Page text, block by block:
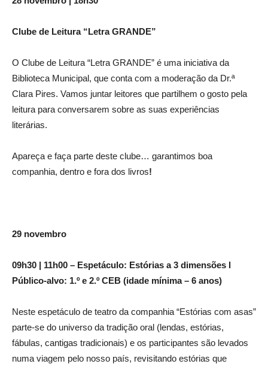
Clube de Leitura “Letra GRANDE”
O Clube de Leitura “Letra GRANDE” é uma iniciativa da
Biblioteca Municipal, que conta com a moderação da Dr.ª
Clara Pires. Vamos juntar leitores que partilhem o gosto pela
leitura para conversarem sobre as suas experiências
literárias.
Apareça e faça parte deste clube… garantimos boa
companhia, dentro e fora dos livros!
29 novembro
09h30 | 11h00 – Espetáculo: Estórias a 3 dimensões l
Público-alvo: 1.º e 2.º CEB (idade mínima – 6 anos)
Neste espetáculo de teatro da companhia “Estórias com asas”
parte-se do universo da tradição oral (lendas, estórias,
fábulas, cantigas tradicionais) e os participantes são levados
numa viagem pelo nosso país, revisitando estórias que